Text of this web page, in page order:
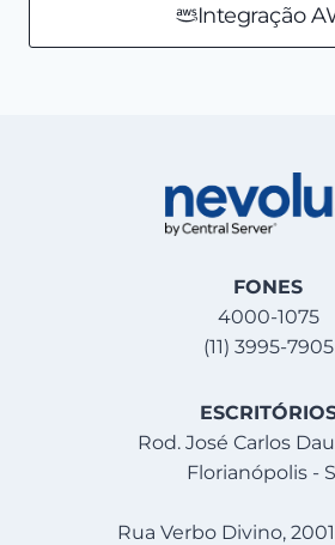
Integração
FONES
4000-1075
(11) 3995-7905
Rod. José Carlos
Florianópolis -
Rua Verbo Divino,